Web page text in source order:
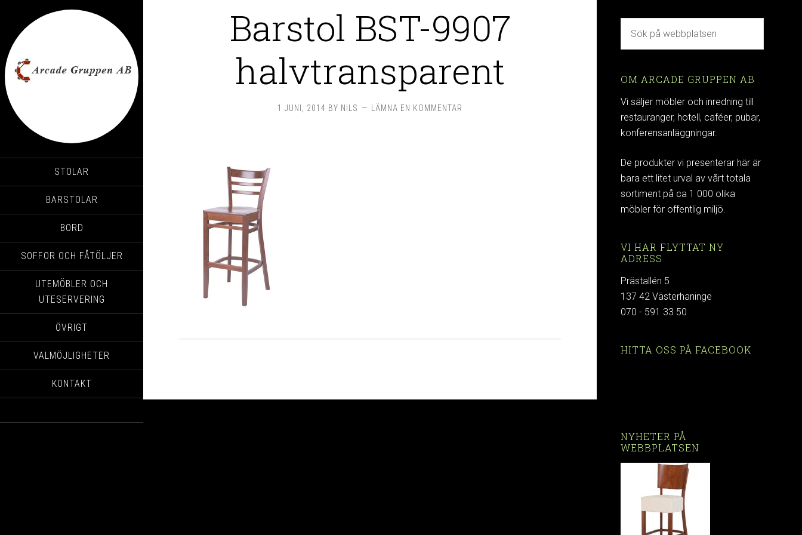
STOLAR
BARSTOLAR
BORD
SOFFOR OCH FÅTÖLJER
UTEMÖBLER OCH
UTESERVERING
ÖVRIGT
VALMÖJLIGHETER
KONTAKT
Barstol BST-9907
halvtransparent
1 JUNI, 2014 BY NILS LÄMNA EN KOMMENTAR
OM ARCADE GRUPPEN AB
Vi säljer möbler och inredning till
restauranger, hotell, caféer, pubar,
konferensanläggningar.
De produkter vi presenterar här är
bara ett litet urval av vårt totala
sortiment på ca 1 000 olika
möbler för offentlig miljö.
VI HAR FLYTTAT NY
ADRESS
Prästallén 5
137 42 Västerhaninge
070 - 591 33 50
HITTA OSS PÅ FACEBOOK
NYHETER PÅ
WEBBPLATSEN